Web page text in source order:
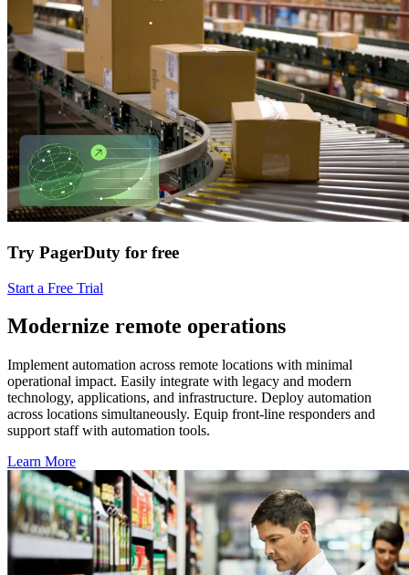
Try PagerDuty for free
Start a Free Trial
Modernize remote operations
Implement automation across remote locations with minimal
operational impact. Easily integrate with legacy and modern
technology, applications, and infrastructure. Deploy automation
across locations simultaneously. Equip front-line responders and
support staff with automation tools.
Learn More